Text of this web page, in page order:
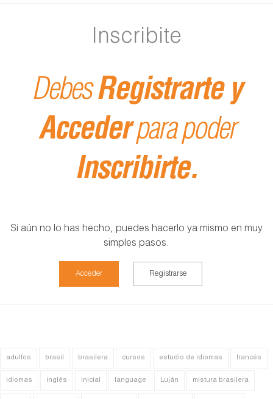
Inscribite
DebesRegistrarte y
Accederpara poder
Inscribirte.
Si aún no lo has hecho, puedes hacerlo ya mismo en muy
simples pasos.
Acceder Registrarse
adultos brasil brasilera cursos estudio de idiomas francés
idiomas inglés inicial language Luján mistura brasilera